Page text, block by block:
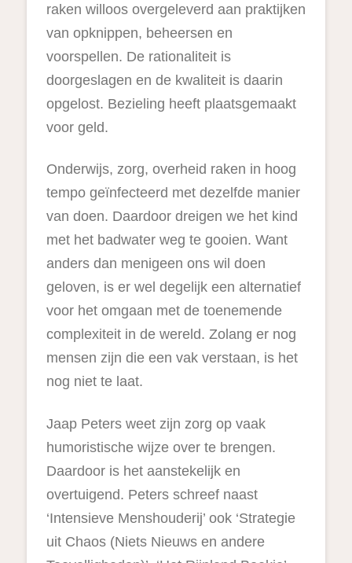
raken willoos overgeleverd aan praktijken
van opknippen, beheersen en
voorspellen. De rationaliteit is
doorgeslagen en de kwaliteit is daarin
opgelost. Bezieling heeft plaatsgemaakt
voor geld.
Onderwijs, zorg, overheid raken in hoog
tempo geïnfecteerd met dezelfde manier
van doen. Daardoor dreigen we het kind
met het badwater weg te gooien. Want
anders dan menigeen ons wil doen
geloven, is er wel degelijk een alternatief
voor het omgaan met de toenemende
complexiteit in de wereld. Zolang er nog
mensen zijn die een vak verstaan, is het
nog niet te laat.
Jaap Peters weet zijn zorg op vaak
humoristische wijze over te brengen.
Daardoor is het aanstekelijk en
overtuigend. Peters schreef naast
‘Intensieve Menshouderij’ ook ‘Strategie
uit Chaos (Niets Nieuws en andere